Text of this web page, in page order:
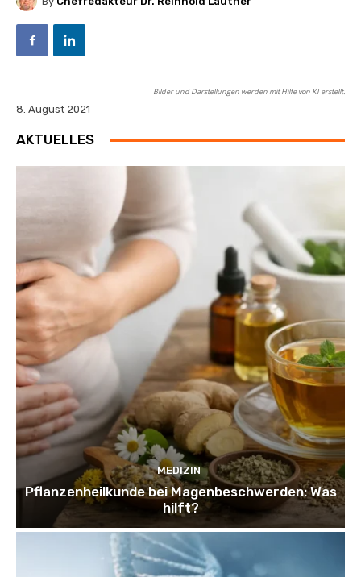
Bilder und Darstellungen werden mit Hilfe von KI erstellt.
8. August 2021
AKTUELLES
MEDIZIN
Pflanzenheilkunde bei Magenbeschwerden: Was
hilft?